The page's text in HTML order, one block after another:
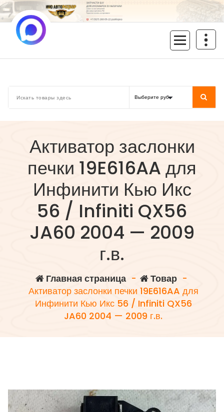
Перейти
к
содержимому
Активатор заслонки
печки 19E616AA для
Инфинити Кью Икс
56 / Infiniti QX56
JA60 2004 — 2009
г.в.
Главная страница- Товар-
Активатор заслонки печки 19E616AA для
Инфинити Кью Икс 56 / Infiniti QX56
JA60 2004 — 2009 г.в.